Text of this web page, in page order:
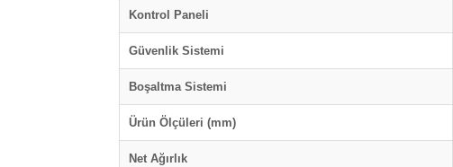
Kontrol Paneli
Güvenlik Sistemi
Boşaltma Sistemi
Ürün Ölçüleri (mm)
Net Ağırlık